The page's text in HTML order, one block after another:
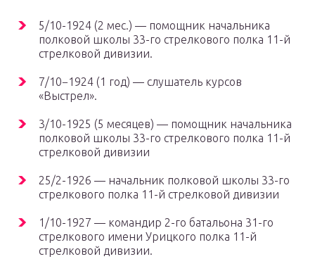
5/10-1924 (2 мес.) — помощник начальника
полковой школы 33-го стрелкового полка 11-й
стрелковой дивизии.
7/10−1924 (1 год) — слушатель курсов
«Выстрел».
3/10-1925 (5 месяцев) — помощник начальника
полковой школы 33-го стрелкового полка 11-й
стрелковой дивизии
25/2-1926 — начальник полковой школы 33-го
стрелкового полка 11-й стрелковой дивизии
1/10-1927 — командир 2-го батальона 31-го
стрелкового имени Урицкого полка 11-й
стрелковой дивизии.